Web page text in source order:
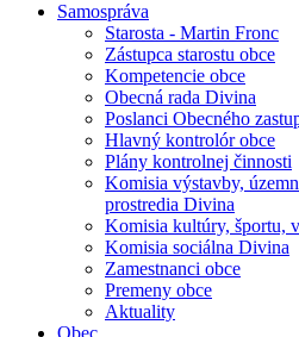
Samospráva
Starosta - Martin Fronc
Zástupca starostu obce
Kompetencie obce
Obecná rada Divina
Poslanci Obecného
Hlavný kontrolór obce
Plány kontrolnej činnosti
Komisia výstavby,
prostredia Divina
Komisia kultúry, športu,
Komisia sociálna Divina
Zamestnanci obce
Premeny obce
Aktuality
Obec